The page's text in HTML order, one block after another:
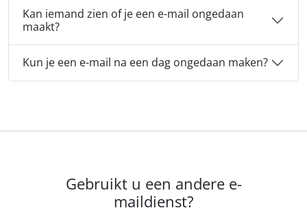
Kan iemand zien of je een e-mail ongedaan
maakt?
Kun je een e-mail na een dag ongedaan maken?
Gebruikt u een andere e-
maildienst?